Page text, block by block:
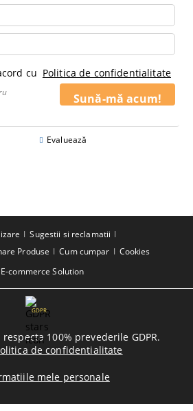
cu Politica de confidentialitate
Evaluează
commerce Solution
Sugestii si reclamatii
Produse Cum cumpar Cookies
GDPR
100% prevederile GDPR.
de confidentialitate
mele personale